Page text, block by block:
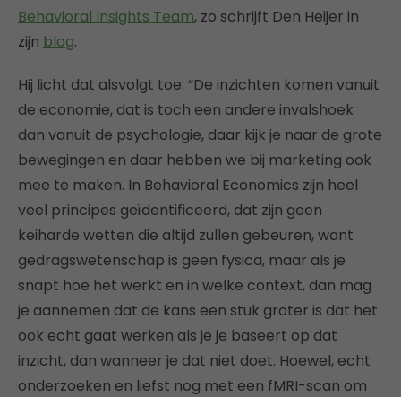
Behavioral Insights Team, zo schrijft Den Heijer in
zijn blog.
Hij licht dat alsvolgt toe: “De inzichten komen vanuit
de economie, dat is toch een andere invalshoek
dan vanuit de psychologie, daar kijk je naar de grote
bewegingen en daar hebben we bij marketing ook
mee te maken. In Behavioral Economics zijn heel
veel principes geïdentificeerd, dat zijn geen
keiharde wetten die altijd zullen gebeuren, want
gedragswetenschap is geen fysica, maar als je
snapt hoe het werkt en in welke context, dan mag
je aannemen dat de kans een stuk groter is dat het
ook echt gaat werken als je je baseert op dat
inzicht, dan wanneer je dat niet doet. Hoewel, echt
onderzoeken en liefst nog met een fMRI-scan om